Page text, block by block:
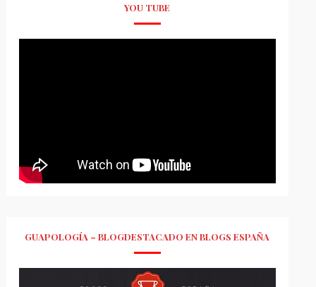
YOU TUBE
GUAPOLOGÍA – BLOGDESTACADO EN BLOGS ESPAÑA